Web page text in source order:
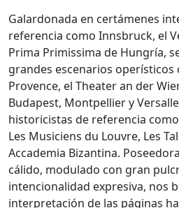
Galardonada en certámenes
referencia como Innsbruck, el
Prima Primissima de Hungría,
grandes escenarios operísticos
Provence, el Theater an der
Budapest, Montpellier y
historicistas de referencia
Les Musiciens du Louvre, Les
Accademia Bizantina.
cálido, modulado con gran
intencionalidad expresiva, nos
interpretación de las páginas